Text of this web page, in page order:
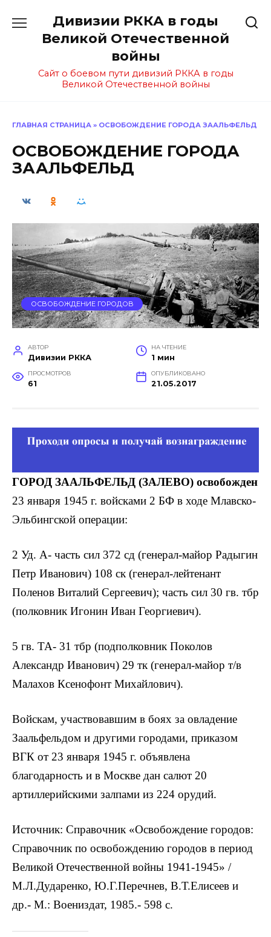
содержанию
Дивизии РККА в годы
Великой Отечественной
войны
Сайт о боевом пути дивизий РККА в годы
Великой Отечественной войны
ГЛАВНАЯ СТРАНИЦА » ОСВОБОЖДЕНИЕ ГОРОДА ЗААЛЬФЕЛЬД
ОСВОБОЖДЕНИЕ ГОРОДА
ЗААЛЬФЕЛЬД
ОСВОБОЖДЕНИЕ ГОРОДОВ
АВТОР
Дивизии РККА
НА ЧТЕНИЕ
1 мин
ПРОСМОТРОВ
61
ОПУБЛИКОВАНО
21.05.2017
ГОРОД ЗААЛЬФЕЛЬД (ЗАЛЕВО) освобожден
23 января 1945 г. войсками 2 БФ в ходе Млавско-
Эльбингской операции:
2 Уд. А- часть сил 372 сд (генерал-майор Радыгин
Петр Иванович) 108 ск (генерал-лейтенант
Поленов Виталий Сергеевич); часть сил 30 гв. тбр
(полковник Игонин Иван Георгиевич).
5 гв. ТА- 31 тбр (подполковник Поколов
Александр Иванович) 29 тк (генерал-майор т/в
Малахов Ксенофонт Михайлович).
Войскам, участвовавшим в боях за овладение
Заальфельдом и другими городами, приказом
ВГК от 23 января 1945 г. объявлена
благодарность и в Москве дан салют 20
артиллерийскими залпами из 224 орудий.
Источник: Справочник «Освобождение городов:
Справочник по освобождению городов в период
Великой Отечественной войны 1941-1945» /
М.Л.Дударенко, Ю.Г.Перечнев, В.Т.Елисеев и
др.- М.: Воениздат, 1985.- 598 с.